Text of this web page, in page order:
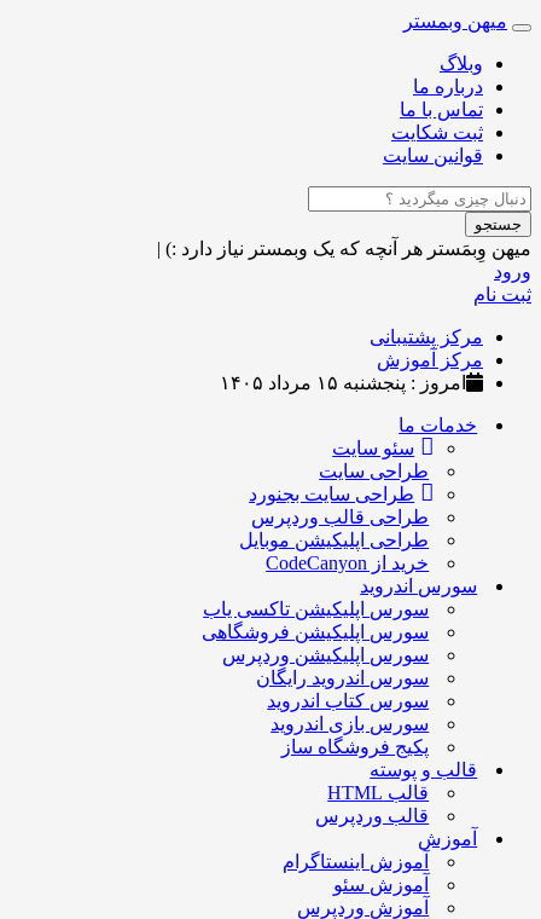
Toggle
navigation
میهن وبمستر
وبلاگ
درباره ما
تماس با ما
ثبت شکایت
قوانین سایت
جستجو
میهن وِبمَستر هر آنچه که یک وبمستر نیاز دارد :) |
ورود
ثبت نام
مرکز پشتیبانی
مرکز آموزش
امروز : پنجشنبه ۱۵ مرداد ۱۴۰۵
خدمات ما
سئو سایت
طراحی سایت
طراحی سایت بجنورد
طراحی قالب وردپرس
طراحی اپلیکیشن موبایل
خرید از CodeCanyon
سورس اندروید
سورس اپلیکیشن تاکسی یاب
سورس اپلیکیشن فروشگاهی
سورس اپلیکیشن وردپرس
سورس اندروید رایگان
سورس کتاب اندروید
سورس بازی اندروید
پکیج فروشگاه ساز
قالب و پوسته
قالب HTML
قالب وردپرس
آموزش
آموزش اینستاگرام
آموزش سئو
آموزش وردپرس